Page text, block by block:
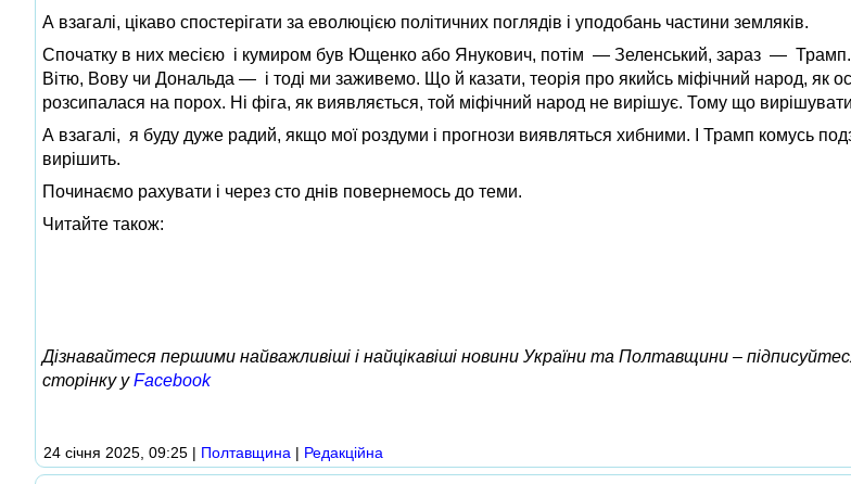
А взагалі, цікаво спостерігати за еволюцією політичних поглядів і уподобань частини земляків.
Спочатку в них месією і кумиром був Ющенко або Янукович, потім — Зеленський, зараз — Трамп.
Вітю, Вову чи Дональда — і тоді ми заживемо. Що й казати, теорія про якийсь міфічний народ, як
розсипалася на порох. Ні фіга, як виявляється, той міфічний народ не вирішує. Тому що
А взагалі, я буду дуже радий, якщо мої роздуми і прогнози виявляться хибними. І Трамп комусь
вирішить.
Починаємо рахувати і через сто днів повернемось до теми.
Читайте також:
Дізнавайтеся першими найважливіші і найцікавіші новини України та Полтавщини –
сторінку уFacebook
24 січня 2025, 09:25 | Полтавщина | Редакційна